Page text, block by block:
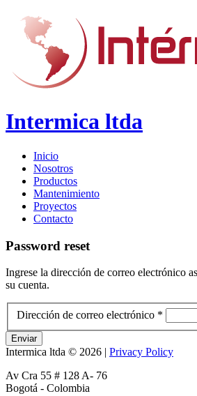
Intermica ltda
Inicio
Nosotros
Productos
Mantenimiento
Proyectos
Contacto
Password reset
Ingrese la dirección de correo electrónico
su cuenta.
Dirección de correo electrónico *
Enviar
Intermica ltda © 2026 | Privacy Policy
Av Cra 55 # 128 A- 76
Bogotá - Colombia